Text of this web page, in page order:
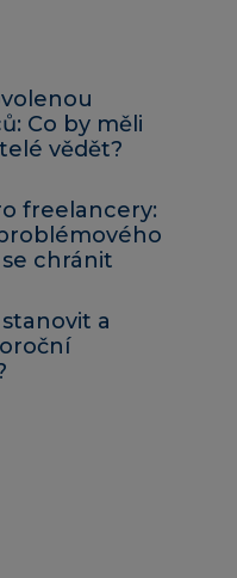
Co by měli
vědět?
freelancery:
chránit
a